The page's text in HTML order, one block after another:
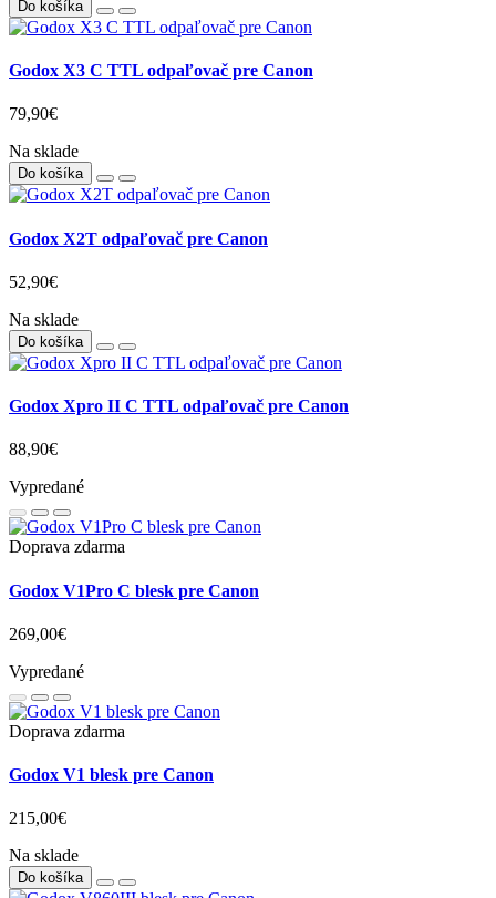
Na sklade
Do košíka
Doprava zdarma
Godox V100 C blesk pre Canon
346,00€
Na sklade
Godox X3 C TTL odpaľovač pre Canon
79,90€
Na sklade
Godox X2T odpaľovač pre Canon
52,90€
Na sklade
Do košíka
88,90€
Vypredané
269,00€
Vypredané